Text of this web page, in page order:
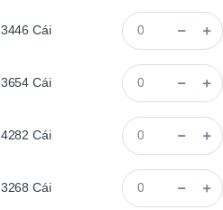
3446 Cái
3654 Cái
4282 Cái
3268 Cái